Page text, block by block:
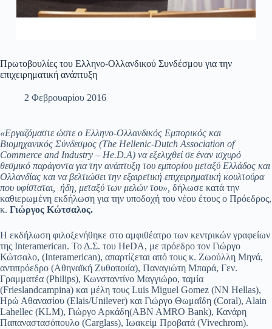
Πρωτοβουλίες του Ελληνο-Ολλανδικού Συνδέσμου για την
επιχειρηματική ανάπτυξη
2 Φεβρουαρίου 2016
«Εργαζόμαστε ώστε ο Ελληνο-Ολλανδικός Εμπορικός και
Βιομηχανικός Σύνδεσμος (The Hellenic-Dutch Association of
Commerce and Industry – He.D.A) να εξελιχθεί σε έναν ισχυρό
θεσμικό παράγοντα για την ανάπτυξη του εμπορίου μεταξύ Ελλάδος και
Ολλανδίας και να βελτιώσει την εξαιρετική επιχειρηματική κουλτούρα
που υφίσταται, ήδη, μεταξύ των μελών του», δήλωσε κατά την
καθιερωμένη εκδήλωση για την υποδοχή του νέου έτους ο Πρόεδρος,
κ. Γιώργος Κώτσαλος.
Η εκδήλωση φιλοξενήθηκε στο αμφιθέατρο των κεντρικών γραφείων
της Interamerican. Το Δ.Σ. του HeDA, με πρόεδρο τον Γιώργο
Κώτσαλο, (Interamerican), απαρτίζεται από τους κ. Ζωούλλη Μηνά,
αντιπρόεδρο (Aθηναϊκή Ζυθοποιία), Παναγιώτη Μπαρά, Γεν.
Γραμματέα (Philips), Κωνσταντίνο Μαγγιώρο, ταμία
(Frieslandcampina) και μέλη τους Luis Miguel Gomez (NN Hellas),
Ηρώ Αθανασίου (Elais/Unilever) και Γιώργο Θωμαΐδη (Coral), Αlain
Lahellec (KLM), Γιώργο Αρκάδη(ABN AMRO Bank), Κανάρη
Παπαναστασόπουλο (Carglass), Ιωακείμ Προβατά (Vivechrom).